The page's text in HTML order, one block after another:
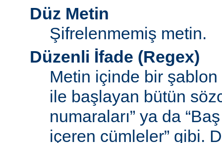
Düz Metin
Şifrelenmemiş metin.
Düzenli İfade (Regex)
Metin içinde bir şablon
ile başlayan bütün
numaraları” ya da
içeren cümleler” gibi.